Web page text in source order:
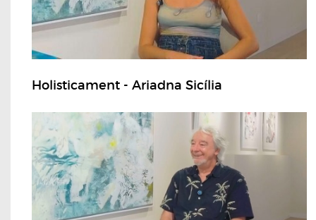
Holisticament - Ariadna Sicília